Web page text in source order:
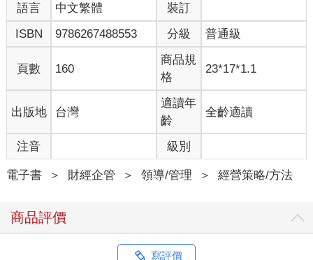
正意思。在了解這個詞彙的時候，必須了解目前能做到哪些事
情，又該做到哪些事情，然後實際採取行動；如果只是把ESG當
成某個英文單字背起來，那麼這個詞彙與無用的冗物無異，但這
個ESG可是會改變過去行為模式的思維呢。
」代表的「環境」到底是什麼意思呢？
ESG的「E」指的是環境（Environment），但具體內容到底是什
麼呢？簡單來說就是各種想得到的「環境問題」，例如氣候變
遷、森林濫砍濫伐、海洋汙染、空氣汙染、生物多樣性危機、瀕
危物種增加，想必大家應該都會想到這類問題才對，這些都是歸
類於「E」的問題。
溫室氣體，而這類溫室氣體會造成「氣候變遷」的問題，又或者
大量使用寶特瓶或是製造會用到寶特瓶的商品，都會對海洋的生
物與環境造成惡劣影響，進而造成「海洋塑膠垃圾問題」。
語言 中文繁體
裝訂
ISBN
9786267488553 分級 普通級
頁數 160
商品規
格
23*17*1.1
出版地 台灣
適讀年
齡
全齡適讀
注音 級別
電子書 ＞ 財經企管 ＞ 領導/管理 ＞ 經營策略/方法
商品評價
寫評價